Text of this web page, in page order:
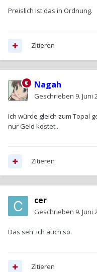
Preislich ist das in Ordnung.
Zitieren
Nagah
Geschrieben 9. Juni
Ich würde gleich zum Topal
nur Geld kostet...
Zitieren
cer
Geschrieben 9. Juni
Das seh' ich auch so.
Zitieren